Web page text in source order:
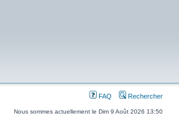
FAQ Rechercher
Nous sommes actuellement le Dim 9 Août 2026 13:50